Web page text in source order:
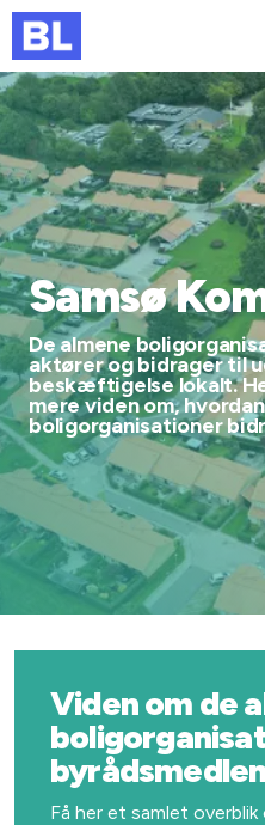
Genveje
Find medarbejder
Kurser og arrangementer
Jobportalen
MitBL
Samsø
De almene
aktører og bidrager til
beskæftigelse lokalt.
mere viden om,
boligorganisationer
Viden om de
Få her et samlet